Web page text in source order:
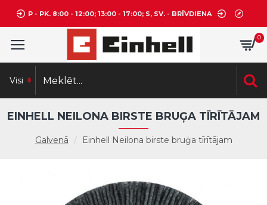
P - PK. 8:00 - 12:00; 13:00 - 17:00; S, SV. - BRĪVDIENA
0
Visi
Galvenā Einhell Neilona birste bruģa tīrītājam
EINHELL NEILONA BIRSTE BRUĢA TĪRĪTĀJAM